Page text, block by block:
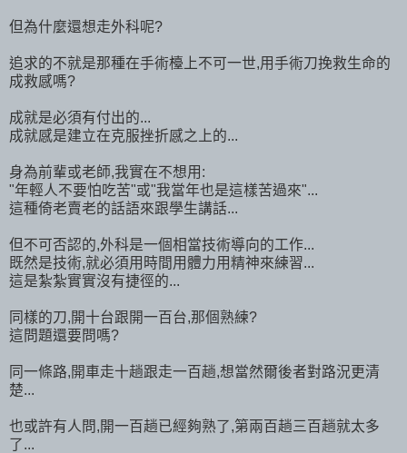
但為什麼還想走外科呢?
追求的不就是那種在手術檯上不可一世,用手術刀挽救生命的
成救感嗎?
成就是必須有付出的...
成就感是建立在克服挫折感之上的...
身為前輩或老師,我實在不想用:
"年輕人不要怕吃苦"或"我當年也是這樣苦過來"...
這種倚老賣老的話語來跟學生講話...
但不可否認的,外科是一個相當技術導向的工作...
既然是技術,就必須用時間用體力用精神來練習...
這是紮紮實實沒有捷徑的...
同樣的刀,開十台跟開一百台,那個熟練?
這問題還要問嗎?
同一條路,開車走十趟跟走一百趟,想當然爾後者對路況更清
楚...
也或許有人問,開一百趟已經夠熟了,第兩百趟三百趟就太多
了...